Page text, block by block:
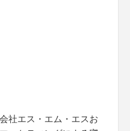
社エス・エム・エスお